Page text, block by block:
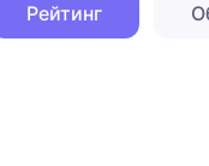
Рейтинг